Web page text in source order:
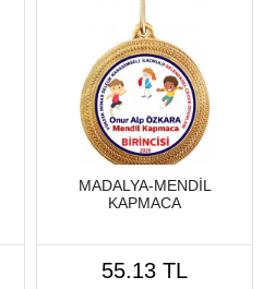
MADALYA-MENDİL
KAPMACA
55.13 TL